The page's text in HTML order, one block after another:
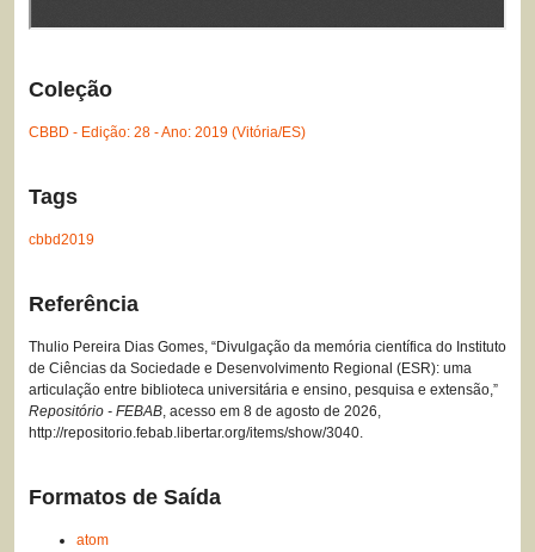
Coleção
CBBD - Edição: 28 - Ano: 2019 (Vitória/ES)
Tags
cbbd2019
Referência
Thulio Pereira Dias Gomes, “Divulgação da memória científica do Instituto
de Ciências da Sociedade e Desenvolvimento Regional (ESR): uma
articulação entre biblioteca universitária e ensino, pesquisa e extensão,”
Repositório - FEBAB, acesso em 8 de agosto de 2026,
http://repositorio.febab.libertar.org/items/show/3040.
Formatos de Saída
atom